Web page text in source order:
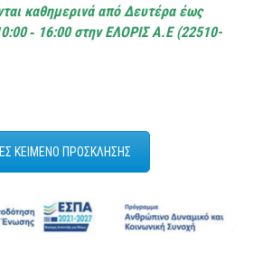
καθημερινά από Δευτέρα έως
‐ 16:00 στην ΕΛΟΡΙΣ Α.Ε (22510-
ΚΕΙΜΕΝΟ ΠΡΟΣΚΛΗΣΗΣ